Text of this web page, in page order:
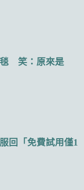
毯 笑：原來是
回「免費試用僅1